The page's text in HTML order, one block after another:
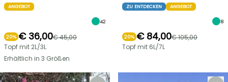
ANGEBOT
42
20% € 36,00€ 45,00
Topf mit 2L/3L
Erhältlich in 3 Größen
ZU ENTDECKEN ANGEBOT
8
20% € 84,00€ 105,00
Topf mit 6L/7L